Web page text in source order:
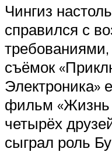
Чингиз
справился с
требованиями,
съёмок
Электроника»
фильм «Жизнь
четырёх
сыграл роль